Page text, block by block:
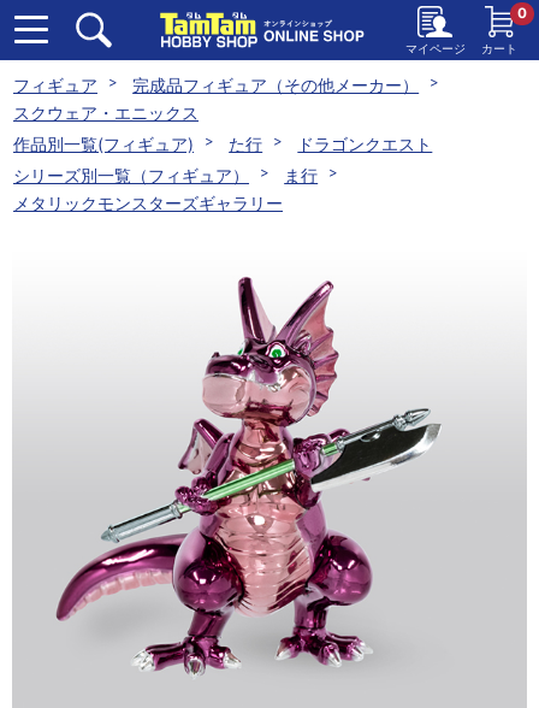
マイページ カート
0
フィギュア
完成品フィギュア（その他メーカー）
スクウェア・エニックス
作品別一覧(フィギュア)
た行
ドラゴンクエスト
シリーズ別一覧（フィギュア）
ま行
メタリックモンスターズギャラリー